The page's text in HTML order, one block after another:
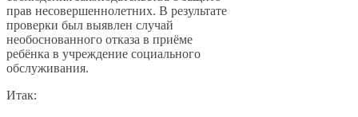
прав несовершеннолетних. В результате
проверки был выявлен случай
необоснованного отказа в приёме
ребёнка в учреждение социального
обслуживания.
Итак: